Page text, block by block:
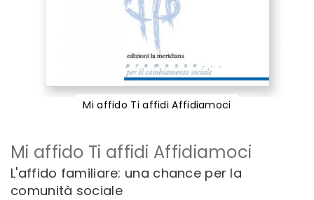
Mi affido Ti affidi Affidiamoci
L'affido familiare: una chance per la
comunità sociale
Mi affido Ti affidi Affidiamoci
all'inizio
della
galleria
di